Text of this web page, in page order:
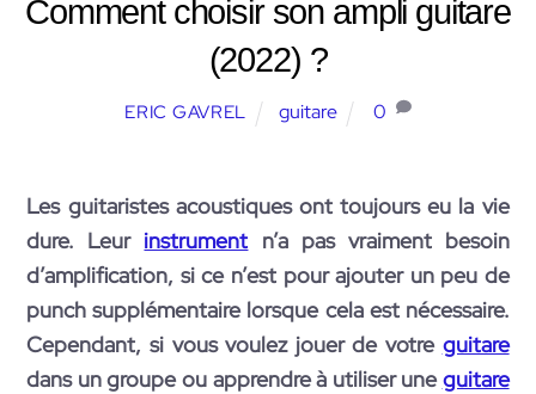
Comment choisir son ampli guitare
(2022) ?
ERIC GAVREL guitare 0
Les guitaristes acoustiques ont toujours eu la vie
dure. Leur instrument n’a pas vraiment besoin
d’amplification, si ce n’est pour ajouter un peu de
punch supplémentaire lorsque cela est nécessaire.
Cependant, si vous voulez jouer de votre guitare
dans un groupe ou apprendre à utiliser uneguitare